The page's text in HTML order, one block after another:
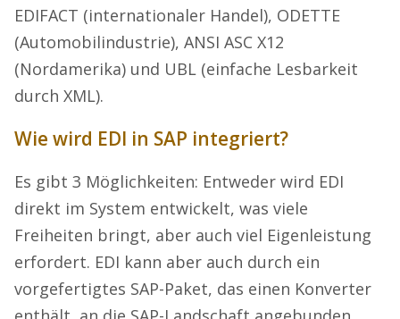
EDIFACT (internationaler Handel), ODETTE
(Automobilindustrie), ANSI ASC X12
(Nordamerika) und UBL (einfache Lesbarkeit
durch XML).
Wie wird EDI in SAP integriert?
Es gibt 3 Möglichkeiten: Entweder wird EDI
direkt im System entwickelt, was viele
Freiheiten bringt, aber auch viel Eigenleistung
erfordert. EDI kann aber auch durch ein
vorgefertigtes SAP-Paket, das einen Konverter